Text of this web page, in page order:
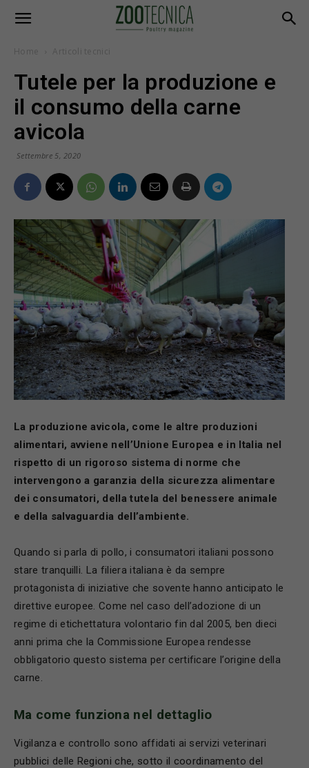
Home Articoli tecnici
Tutele per la produzione e
il consumo della carne
avicola
Settembre 5, 2020
La produzione avicola, come le altre produzioni
alimentari, avviene nell’Unione Europea e in Italia nel
rispetto di un rigoroso sistema di norme che
intervengono a garanzia della sicurezza alimentare
dei consumatori, della tutela del benessere animale
e della salvaguardia dell’ambiente.
Quando si parla di pollo, i consumatori italiani possono
stare tranquilli. La filiera italiana è da sempre
protagonista di iniziative che sovente hanno anticipato le
direttive europee. Come nel caso dell’adozione di un
regime di etichettatura volontario fin dal 2005, ben dieci
anni prima che la Commissione Europea rendesse
obbligatorio questo sistema per certificare l’origine della
carne.
Ma come funziona nel dettaglio
Vigilanza e controllo sono affidati ai servizi veterinari
pubblici delle Regioni che, sotto il coordinamento del